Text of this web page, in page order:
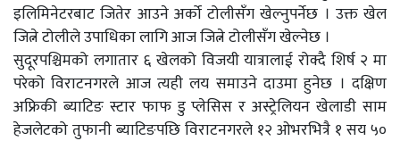
इलिमिनेटरबाट जितेर आउने अर्को टोलीसँग खेल्नुपर्नेछ । उक्त खेल
जित्ने टोलीले उपाधिका लागि आज जित्ने टोलीसँग खेल्नेछ ।
सुदूरपश्चिमको लगातार ६ खेलको विजयी यात्रालाई रोक्दै शिर्ष २ मा
परेको विराटनगरले आज त्यही लय समाउने दाउमा हुनेछ । दक्षिण
अफ्रिकी ब्याटिङ स्टार फाफ डु प्लेसिस र अस्ट्रेलियन खेलाडी साम
हेजलेटको तुफानी ब्याटिङपछि विराटनगरले १२ ओभरभित्रै १ सय ५०